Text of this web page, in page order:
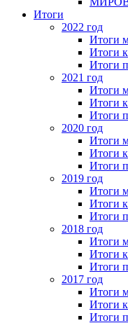
Итоги
2022 год
Итоги
Итоги
Итоги
2021 год
Итоги
Итоги
Итоги
2020 год
Итоги
Итоги
Итоги
2019 год
Итоги
Итоги
Итоги
2018 год
Итоги
Итоги
Итоги
2017 год
Итоги
Итоги
Итоги